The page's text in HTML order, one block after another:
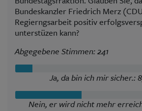
Bundeskanzler Friedrich Merz
Regierngsarbeit positiv
unterstüzen kann?
Abgegebene Stimmen: 241
Ja, da bin ich mir sicher.:
Nein, er wird nicht mehr